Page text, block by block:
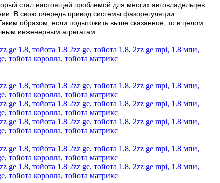
стал настоящей проблемой для многих автовладельцев.
В свою очередь привод системы фазорегуляции
Таким образом, если подытожить выше сказанное, то в целом
инженерным агрегатам.